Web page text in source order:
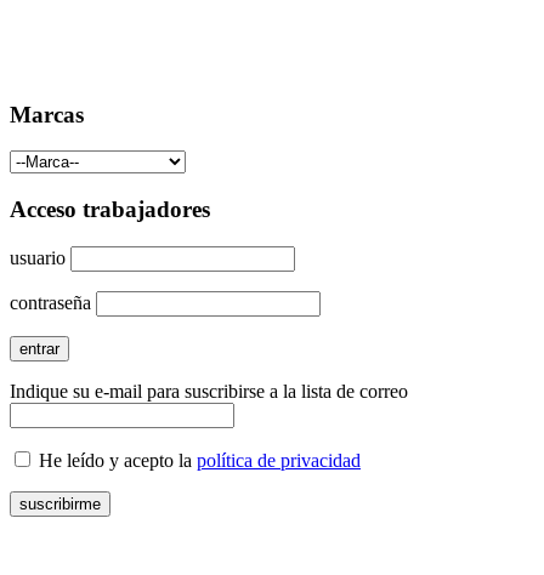
Marcas
Acceso trabajadores
usuario
contraseña
Indique su e-mail para suscribirse a la lista de correo
He leído y acepto la política de privacidad